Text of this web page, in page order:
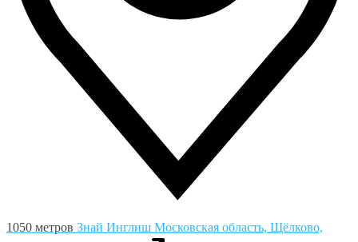
1050 метров Знай Инглиш Московская область, Щёлково,